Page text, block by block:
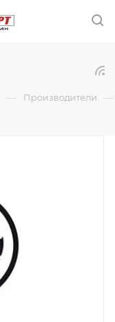
— Производители —